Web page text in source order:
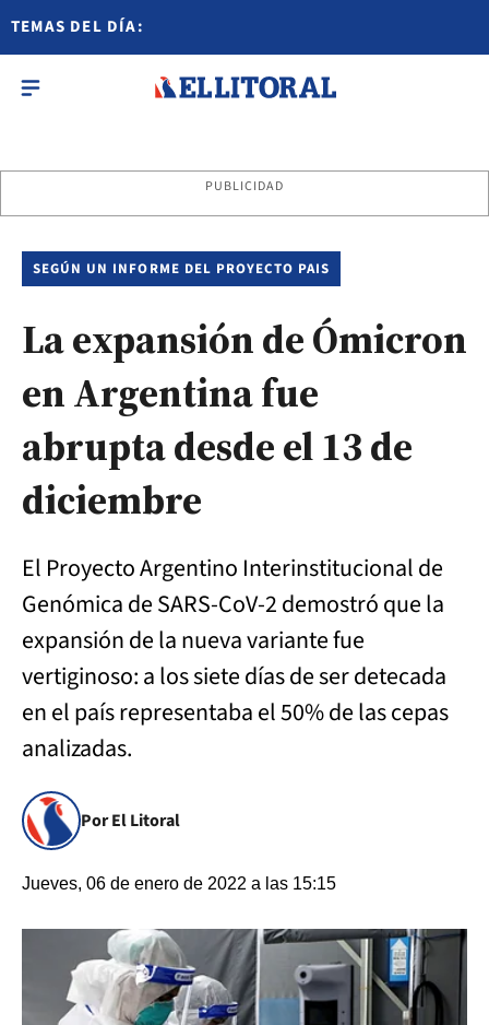
TEMAS DEL DÍA:
PUBLICIDAD
SEGÚN UN INFORME DEL PROYECTO PAIS
La expansión de Ómicron
en Argentina fue
abrupta desde el 13 de
diciembre
El Proyecto Argentino Interinstitucional de
Genómica de SARS-CoV-2 demostró que la
expansión de la nueva variante fue
vertiginoso: a los siete días de ser detecada
en el país representaba el 50% de las cepas
analizadas.
Por El Litoral
Jueves, 06 de enero de 2022 a las 15:15